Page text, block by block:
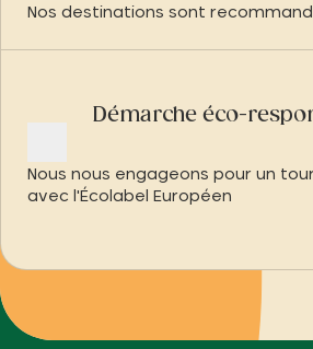
Nos destinations sont
Démarche éco-
Nous nous engageons pour un
avec l'Écolabel Européen